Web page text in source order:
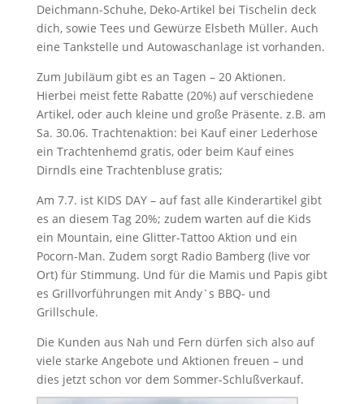
Deichmann-Schuhe, Deko-Artikel bei Tischelin deck
dich, sowie Tees und Gewürze Elsbeth Müller. Auch
eine Tankstelle und Autowaschanlage ist vorhanden.
Zum Jubiläum gibt es an Tagen – 20 Aktionen.
Hierbei meist fette Rabatte (20%) auf verschiedene
Artikel, oder auch kleine und große Präsente. z.B. am
Sa. 30.06. Trachtenaktion: bei Kauf einer Lederhose
ein Trachtenhemd gratis, oder beim Kauf eines
Dirndls eine Trachtenbluse gratis;
Am 7.7. ist KIDS DAY – auf fast alle Kinderartikel gibt
es an diesem Tag 20%; zudem warten auf die Kids
ein Mountain, eine Glitter-Tattoo Aktion und ein
Pocorn-Man. Zudem sorgt Radio Bamberg (live vor
Ort) für Stimmung. Und für die Mamis und Papis gibt
es Grillvorführungen mit Andy`s BBQ- und
Grillschule.
Die Kunden aus Nah und Fern dürfen sich also auf
viele starke Angebote und Aktionen freuen – und
dies jetzt schon vor dem Sommer-Schlußverkauf.